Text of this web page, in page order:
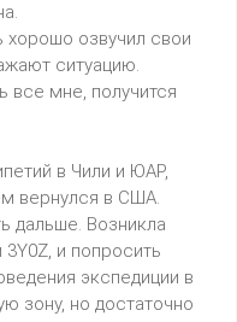
хорошо озвучил свои
ситуацию.
все мне, получится
в Чили и ЮАР,
вернулся в США.
дальше. Возникла
и попросить
экспедиции в
зону, но достаточно